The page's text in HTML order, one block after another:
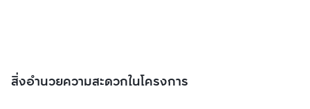
สิ่งอำนวยความสะดวกในโครงการ